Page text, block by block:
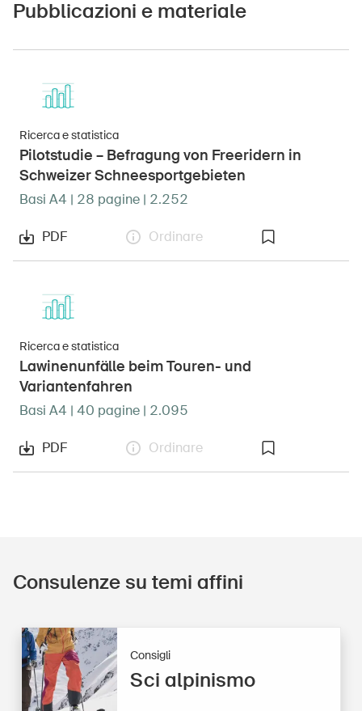
Pubblicazioni e materiale
Ricerca e statistica
Pilotstudie – Befragung von Freeridern in
Schweizer Schneesportgebieten
Basi A4 | 28 pagine | 2.252
PDF Ordinare
Ricerca e statistica
Lawinenunfälle beim Touren- und
Variantenfahren
Basi A4 | 40 pagine | 2.095
PDF Ordinare
Consulenze su temi affini
Consigli
Sci alpinismo